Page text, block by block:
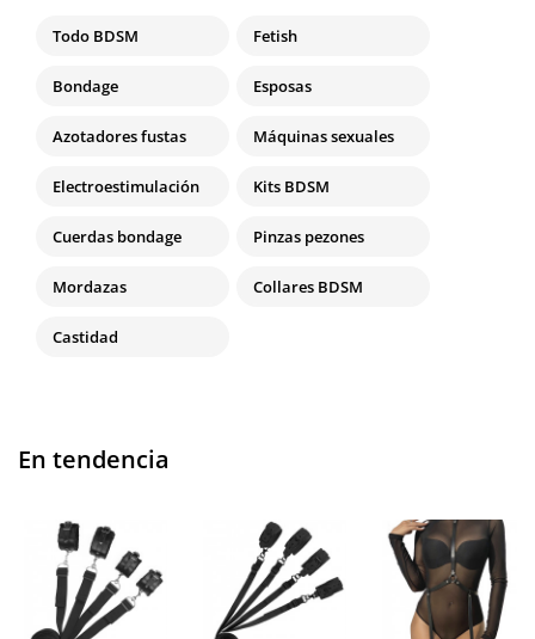
Todo BDSM Fetish
Bondage Esposas
Azotadores fustas Máquinas sexuales
Electroestimulación Kits BDSM
Cuerdas bondage Pinzas pezones
Mordazas Collares BDSM
Castidad
En tendencia